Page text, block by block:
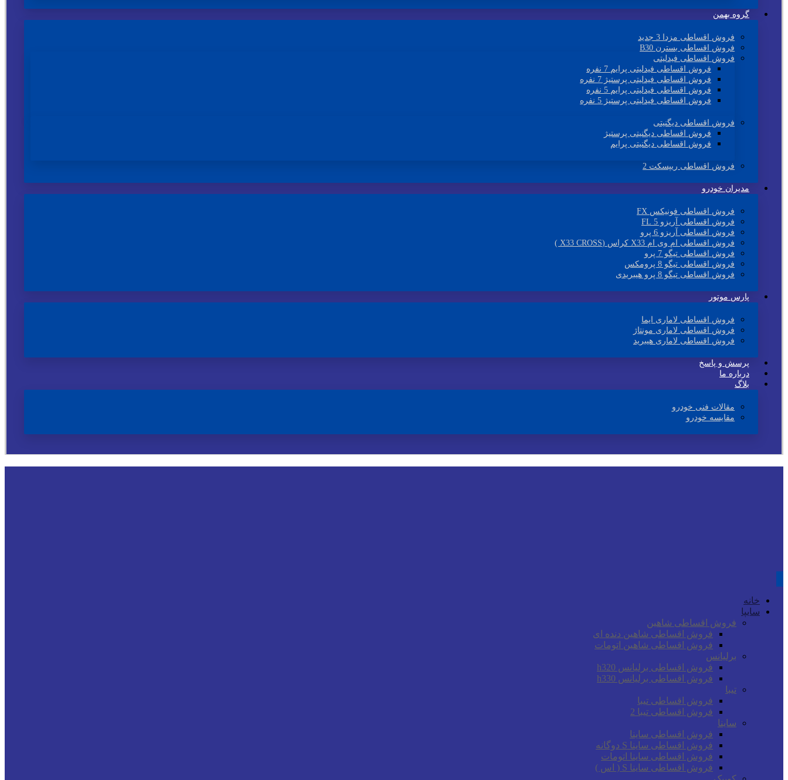
گروه بهمن
فروش اقساطی مزدا 3 جدید
فروش اقساطی بسترن B30
فروش اقساطی فیدلیتی
فروش اقساطی فیدلیتی پرایم 7 نفره
فروش اقساطی فیدلیتی پرستیژ 7 نفره
فروش اقساطی فیدلیتی پرایم 5 نفره
فروش اقساطی فیدلیتی پرستیژ 5 نفره
فروش اقساطی دیگنیتی
فروش اقساطی دیگنیتی پرستیژ
فروش اقساطی دیگنیتی پرایم
فروش اقساطی ریپسکت 2
مدیران خودرو
فروش اقساطی فونیکس FX
فروش اقساطی آریزو 5 FL
فروش اقساطی آریزو 6 پرو
فروش اقساطی ام وی ام X33 کراس (X33 CROSS )
فروش اقساطی تیگو 7 پرو
فروش اقساطی تیگو 8 پرومکس
فروش اقساطی تیگو 8 پرو هیبریدی
پارس موتور
فروش اقساطی لاماری ایما
فروش اقساطی لاماری مونتاژ
فروش اقساطی لاماری هیبرید
پرسش و پاسخ
درباره ما
بلاگ
مقالات فنی خودرو
مقایسه خودرو
خانه
سایپا
فروش اقساطی شاهین
فروش اقساطی شاهین دنده ای
فروش اقساطی شاهین اتومات
برلیانس
فروش اقساطی برلیانس h320
فروش اقساطی برلیانس h330
تیبا
فروش اقساطی تیبا
فروش اقساطی تیبا 2
ساینا
فروش اقساطی ساینا
فروش اقساطی ساینا S دوگانه
فروش اقساطی ساینا اتومات
فروش اقساطی ساینا S ( اس )